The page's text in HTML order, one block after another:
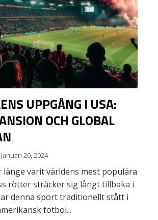
UPPGÅNG I USA:
OCH GLOBAL
januari 20, 2024
länge varit världens mest populära
rötter sträcker sig långt tillbaka i
denna sport traditionellt stått i
fotbol...